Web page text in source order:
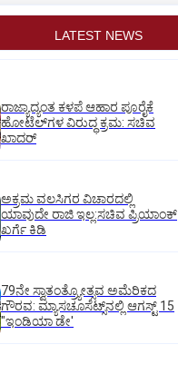
LATEST NEWS
ರಾಜ್ಯಾದ್ಯಂತ ಕಳಪೆ ಆಹಾರ ಪೂರೈಕೆ
ಹೋಟೆಲ್‌ಗಳ ವಿರುದ್ಧ ಕ್ರಮ: ಸಚಿವ
ಖಾದರ್
ಅಕ್ರಮ ವಲಸಿಗರ ವಿಚಾರದಲ್ಲಿ
ಯಾವುದೇ ರಾಜಿ ಇಲ್ಲ:ಸಚಿವ ಪ್ರಿಯಾಂಕ್
ಖರ್ಗೆ ಕಿಡಿ
79ನೇ ಸ್ವಾತಂತ್ರ್ಯೋತ್ಸವ ಅಮೆರಿಕದ
ಗೌರವ: ಮ್ಯಾಸಚೂಸೆಟ್ಸ್‌ನಲ್ಲಿ ಆಗಸ್ಟ್‌ 15
"ಇಂಡಿಯಾ ಡೇ'